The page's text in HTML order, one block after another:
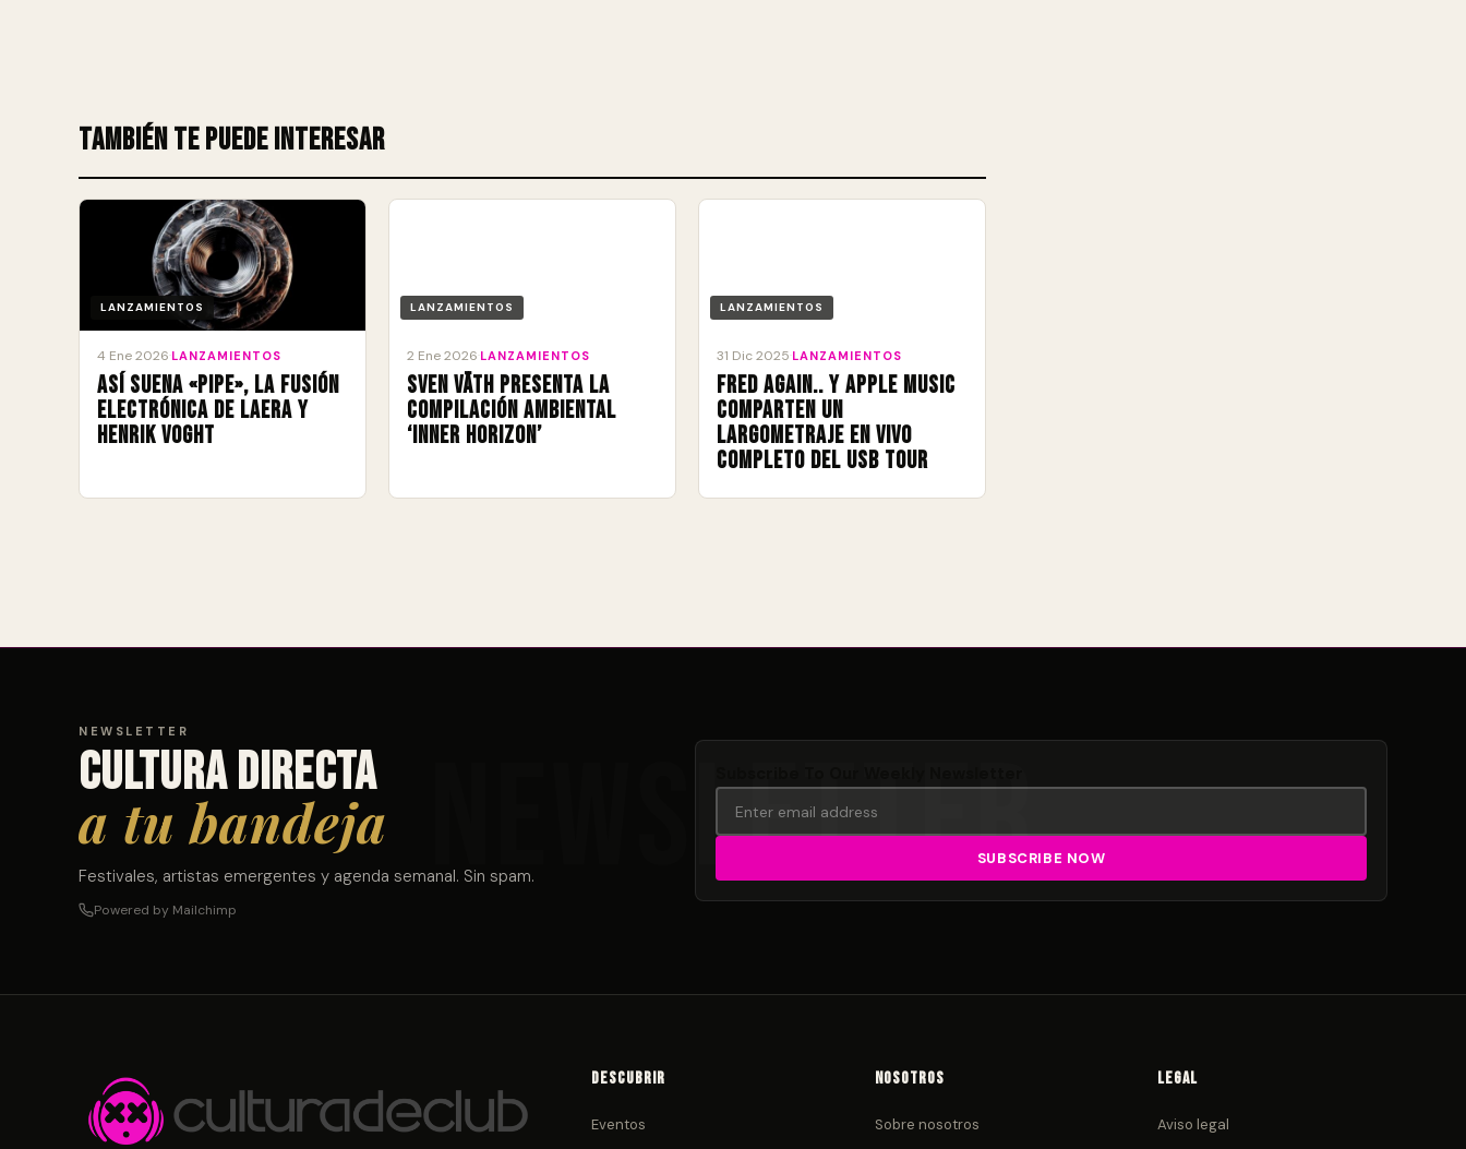
También te puede interesar
LANZAMIENTOS
4 Ene 2026 LANZAMIENTOS
Así suena «Pipe», la fusión
electrónica de Laera y
Henrik Voght
LANZAMIENTOS
2 Ene 2026 LANZAMIENTOS
Sven Väth presenta la
compilación ambiental
‘Inner Horizon’
LANZAMIENTOS
31 Dic 2025 LANZAMIENTOS
Fred again.. y Apple Music
comparten un
largometraje en vivo
completo del USB Tour
NEWSLETTER
Cultura directa
a tu bandeja
Festivales, artistas emergentes y agenda semanal. Sin spam.
Powered by Mailchimp
Descubrir
Eventos
Nosotros
Sobre nosotros
Legal
Aviso legal